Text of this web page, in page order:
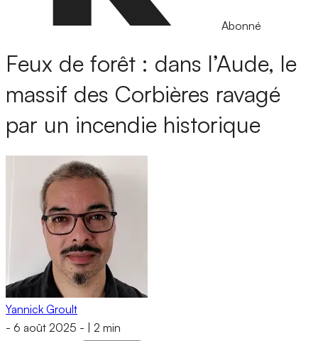
Abonné
Feux de forêt : dans l’Aude, le
massif des Corbières ravagé
par un incendie historique
Yannick Groult
- 6 août 2025 - 2 min